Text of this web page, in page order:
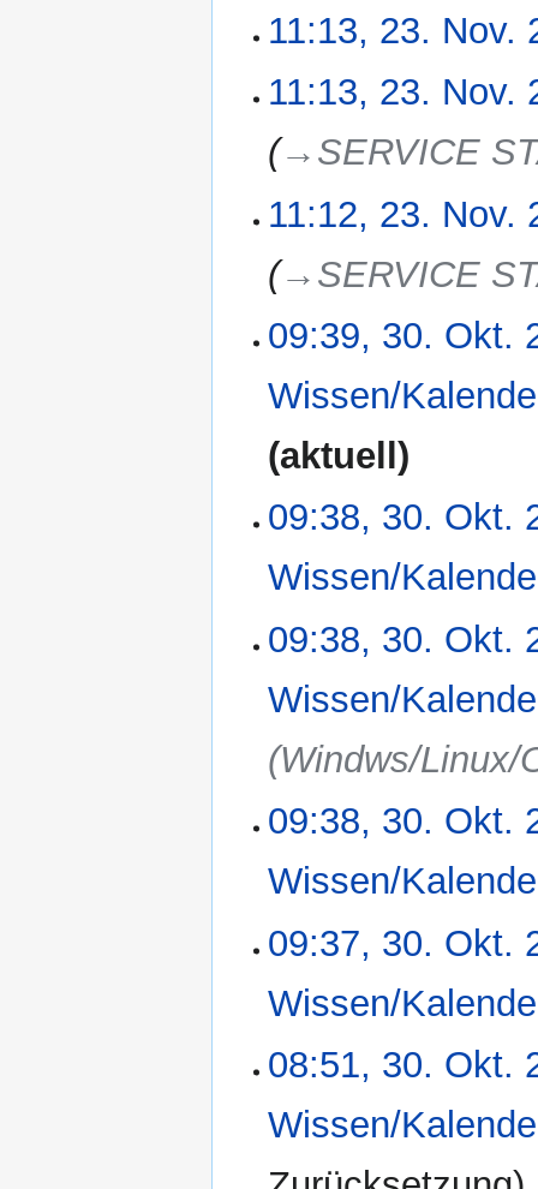
e
n
B
e
r
e
t
u
n
g
z
s
m
m
n
a
s
u
n
g
11:13, 23. Nov.
e
n
B
e
a
r
e
t
n
g
z
s
m
m
n
a
s
u
n
g
11:13, 23. Nov.
→‎SERVICE
11:12, 23. Nov.
→‎SERVICE
Oktober
09:39, 30. Okt.
Wissen/
aktuell
09:38, 30. Okt.
Wissen/
09:38, 30. Okt.
Wissen/
(Windws/Linux/
09:38, 30. Okt.
Wissen/
09:37, 30. Okt.
Wissen/
e
n
B
08:51, 30. Okt.
Wissen/